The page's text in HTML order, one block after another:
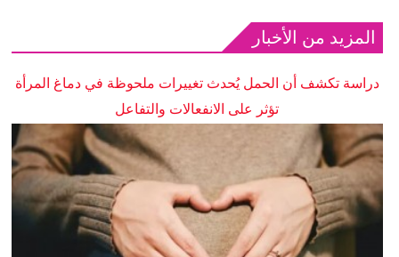
المزيد من الأخبار
دراسة تكشف أن الحمل يُحدث تغييرات ملحوظة في دماغ المرأة
تؤثر على الانفعالات والتفاعل